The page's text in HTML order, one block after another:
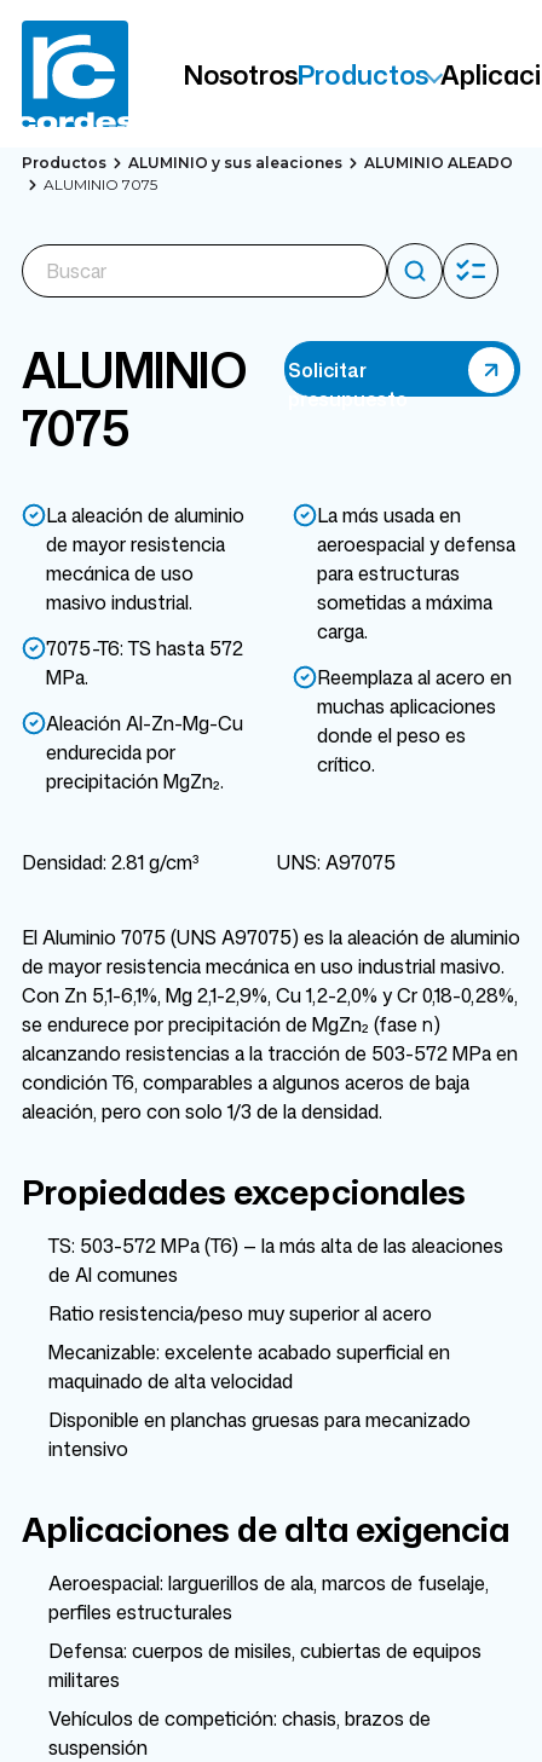
NosotrosProductos
Productos ALUMINIO y sus aleaciones
ALUMINIO ALEADO
ALUMINIO 7075
ALUMINIO
7075
La aleación de aluminio
de mayor resistencia
mecánica de uso
masivo industrial.
7075-T6: TS hasta 572
MPa.
Aleación Al-Zn-Mg-Cu
endurecida por
precipitación MgZn₂.
La más usada en
aeroespacial y defensa
para estructuras
sometidas a máxima
carga.
Reemplaza al acero en
muchas aplicaciones
donde el peso es
crítico.
Densidad: 2.81 g/cm³ UNS: A97075
Solicitar
presupuesto
El Aluminio 7075 (UNS A97075) es la aleación de aluminio
de mayor resistencia mecánica en uso industrial masivo.
Con Zn 5,1-6,1%, Mg 2,1-2,9%, Cu 1,2-2,0% y Cr 0,18-0,28%,
se endurece por precipitación de MgZn₂ (fase η)
alcanzando resistencias a la tracción de 503-572 MPa en
condición T6, comparables a algunos aceros de baja
aleación, pero con solo 1/3 de la densidad.
Propiedades excepcionales
TS: 503-572 MPa (T6) — la más alta de las aleaciones
de Al comunes
Ratio resistencia/peso muy superior al acero
Mecanizable: excelente acabado superficial en
maquinado de alta velocidad
Disponible en planchas gruesas para mecanizado
intensivo
Aplicaciones de alta exigencia
Aeroespacial: larguerillos de ala, marcos de fuselaje,
perfiles estructurales
Defensa: cuerpos de misiles, cubiertas de equipos
militares
Vehículos de competición: chasis, brazos de
suspensión